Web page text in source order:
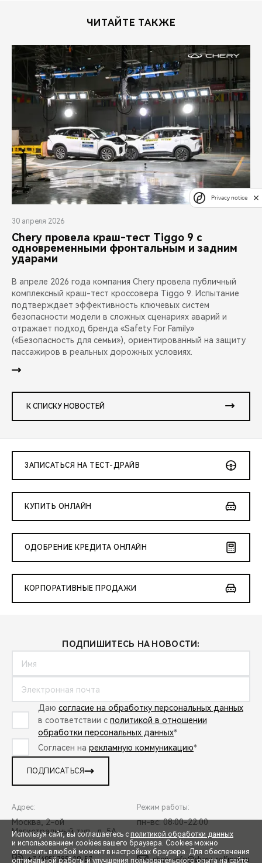
ЧИТАЙТЕ ТАКЖЕ
30 апреля 2026
Chery провела краш-тест Tiggo 9 с
одновременными фронтальным и задним
ударами
В апреле 2026 года компания Chery провела публичный
комплексный краш-тест кроссовера Tiggo 9. Испытание
подтверждает эффективность ключевых систем
безопасности модели в сложных сценариях аварий и
отражает подход бренда «Safety For Family»
(«Безопасность для семьи»), ориентированный на защиту
пассажиров в реальных дорожных условиях.
К СПИСКУ НОВОСТЕЙ
ЗАПИСАТЬСЯ НА ТЕСТ-ДРАЙВ
КУПИТЬ ОНЛАЙН
ОДОБРЕНИЕ КРЕДИТА ОНЛАЙН
КОРПОРАТИВНЫЕ ПРОДАЖИ
ПОДПИШИТЕСЬ НА НОВОСТИ:
Даю согласие на обработку персональных данных
в соответствии с политикой в отношении
обработки персональных данных*
Согласен на рекламную коммуникацию*
ПОДПИСАТЬСЯ
Адрес:
Москва, 2-ой
Магистральный туп., д. 5А
Режим работы:
пн-вс: 08:00-22:00
+7 (495) 785-19-57 chery-info@chery-rolfmsk.ru
Используя сайт, вы соглашаетесь с политикой обработки данных
и использованием cookies вашего браузера. Cookies можно
отключить в любой момент в настройках браузера. Для обеспечения
оптимальной работы и улучшения пользовательского опыта на сайте
Privacy notice